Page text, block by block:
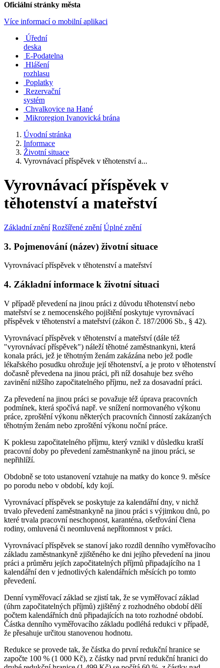
Oficiální stránky města
Více informací o mobilní aplikaci
Úřední
deska
E-Podatelna
Hlášení
rozhlasu
Poplatky
Rezervační
systém
Chvalkovice na Hané
Mikroregion Ivanovická brána
Úvodní stránka
Informace
Životní situace
Vyrovnávací příspěvek v těhotenství a...
Vyrovnávací příspěvek v
těhotenství a mateřství
Základní znění Rozšířené znění Úplné znění
3. Pojmenování (název) životní situace
Vyrovnávací příspěvek v těhotenství a mateřství
4. Základní informace k životní situaci
V případě převedení na jinou práci z důvodu těhotenství nebo
mateřství se z nemocenského pojištění poskytuje vyrovnávací
příspěvek v těhotenství a mateřství (zákon č. 187/2006 Sb., § 42).
Vyrovnávací příspěvek v těhotenství a mateřství (dále též
"vyrovnávací příspěvek") náleží těhotné zaměstnankyni, která
konala práci, jež je těhotným ženám zakázána nebo jež podle
lékařského posudku ohrožuje její těhotenství, a je proto v těhotenství
dočasně převedena na jinou práci, při níž dosahuje bez svého
zavinění nižšího započitatelného příjmu, než za dosavadní práci.
Za převedení na jinou práci se považuje též úprava pracovních
podmínek, která spočívá např. ve snížení normovaného výkonu
práce, zproštění výkonu některých pracovních činností zakázaných
těhotným ženám nebo zproštění výkonu noční práce.
K poklesu započitatelného příjmu, který vznikl v důsledku kratší
pracovní doby po převedení zaměstnankyně na jinou práci, se
nepřihlíží.
Obdobně se toto ustanovení vztahuje na matky do konce 9. měsíce
po porodu nebo v období, kdy kojí.
Vyrovnávací příspěvek se poskytuje za kalendářní dny, v nichž
trvalo převedení zaměstnankyně na jinou práci s výjimkou dnů, po
které trvala pracovní neschopnost, karanténa, ošetřování člena
rodiny, omluvená či neomluvená nepřítomnost v práci.
Vyrovnávací příspěvek se stanoví jako rozdíl denního vyměřovacího
základu zaměstnankyně zjištěného ke dni jejího převedení na jinou
práci a průměru jejích započitatelných příjmů připadajícího na 1
kalendářní den v jednotlivých kalendářních měsících po tomto
převedení.
Denní vyměřovací základ se zjistí tak, že se vyměřovací základ
(úhrn započitatelných příjmů) zjištěný z rozhodného období dělí
počtem kalendářních dnů připadajících na toto rozhodné období.
Částka denního vyměřovacího základu podléhá redukci v případě,
že přesahuje určitou stanovenou hodnotu.
Redukce se provede tak, že částka do první redukční hranice se
započte 100 % (1 000 Kč), z částky nad první redukční hranici do